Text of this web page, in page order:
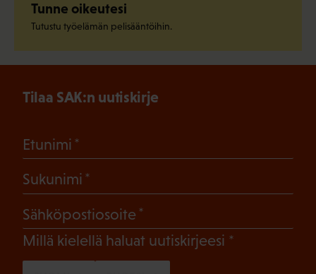
Tunne oikeutesi
Tutustu työelämän pelisääntöihin.
Tilaa SAK:n uutiskirje
Etunimi
Sukunimi
Sähköpostiosoite
Millä kielellä haluat uutiskirjeesi (Pakollinen)